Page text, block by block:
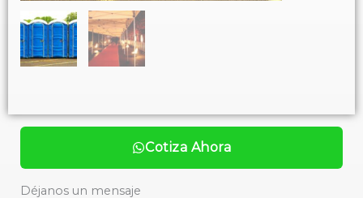
Cotiza Ahora
Déjanos un mensaje